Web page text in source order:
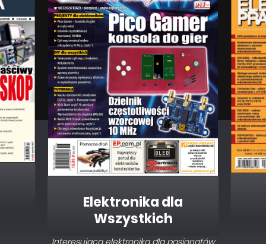
Elektronika dla
Wszystkich
Interesująca elektronika dla pasjonatów